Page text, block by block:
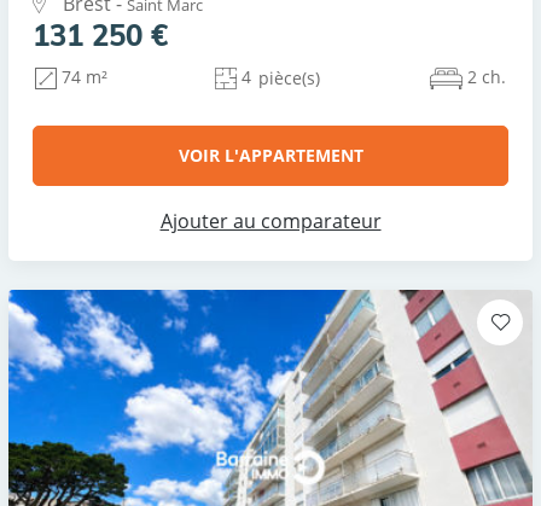
131 250 €
74 m² 4 pièce(s) 2 ch.
VOIR L'APPARTEMENT
Ajouter au comparateur